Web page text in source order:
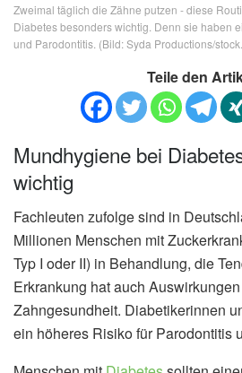
Zweimal täglich die Zähne putzen - diese
Diabetes besonders wichtig. Denn sie haben
und Parodontitis. (Bild: Syda Productions/
Teile den
Mundhygiene bei
wichtig
Fachleuten zufolge sind in
Millionen Menschen mit
Typ I oder II) in Behandlung, die
Erkrankung hat auch
Zahngesundheit. Diabetikerinnen
ein höheres Risiko für Parodontitis